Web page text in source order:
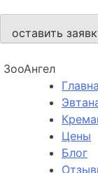
оставить
ЗооАнгел
Цены
Блог